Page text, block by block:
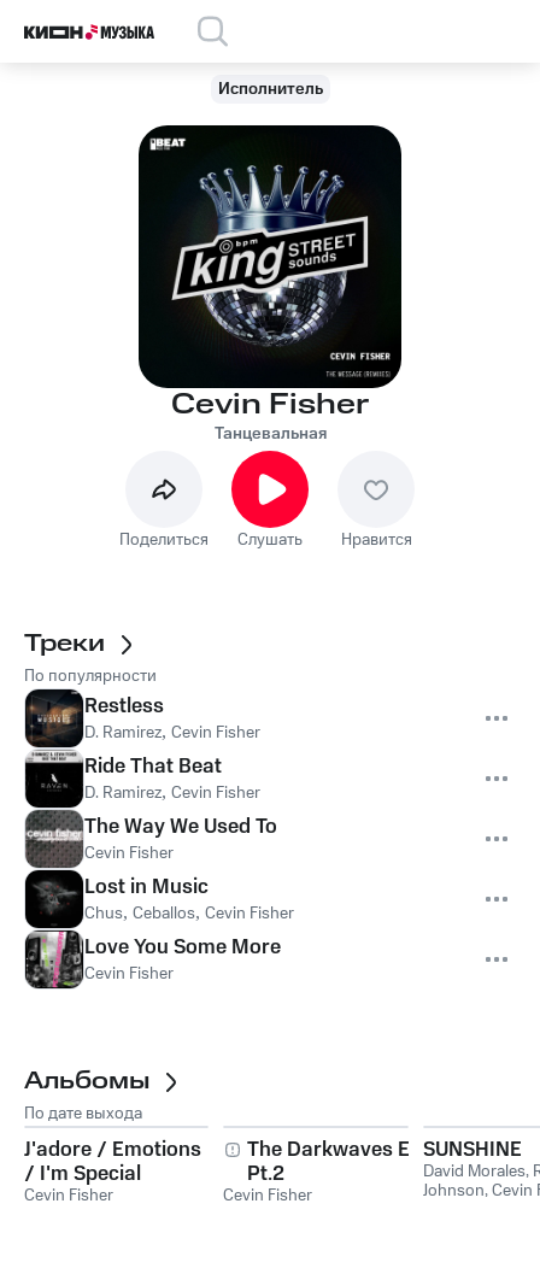
Исполнитель
Cevin Fisher
Танцевальная
Поделиться Слушать Нравится
Треки
По популярности
Restless
D. Ramirez, Cevin Fisher
Ride That Beat
D. Ramirez, Cevin Fisher
The Way We Used To
Cevin Fisher
Lost in Music
Chus, Ceballos, Cevin Fisher
Love You Some More
Cevin Fisher
Альбомы
По дате выхода
J'adore / Emotions
/ I'm Special
Cevin Fisher
The Darkwaves EP
Pt.2
Cevin Fisher
SUNSHINE
David Morales,
Johnson,Cevin